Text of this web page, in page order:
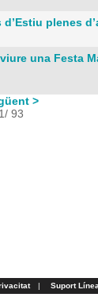
plenes
una Festa
>
1/ 93
| Suport